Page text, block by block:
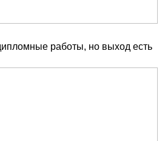
работы, но выход есть